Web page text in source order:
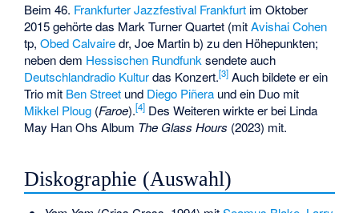
Beim 46. Frankfurter Jazzfestival Frankfurt im Oktober
2015 gehörte das Mark Turner Quartet (mitAvishai Cohen
tp,Obed Calvairedr, Joe Martin b) zu den Höhepunkten;
neben dem Hessischen Rundfunk sendete auch
Deutschlandradio Kulturdas Konzert.[3] Auch bildete er ein
Trio mit Ben Street und Diego Piñera und ein Duo mit
Mikkel Ploug (Faroe).[4] Des Weiteren wirkte er bei Linda
May Han Ohs Album The Glass Hours (2023) mit.
Diskographie (Auswahl)